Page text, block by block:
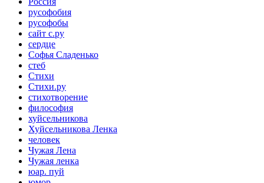
русофобия
русофобы
сайт с.ру
сердце
Софья Сладенько
стеб
Стихи
Стихи.ру
стихотворение
философия
хуйсельникова
Хуйсельникова Ленка
человек
Чужая Лена
Чужая ленка
юар. пуй